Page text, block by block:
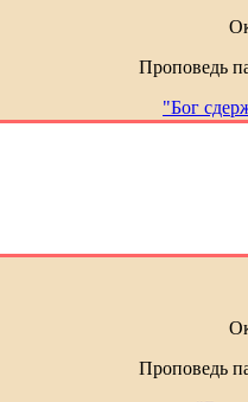
Проповедь
"Бог
Проповедь